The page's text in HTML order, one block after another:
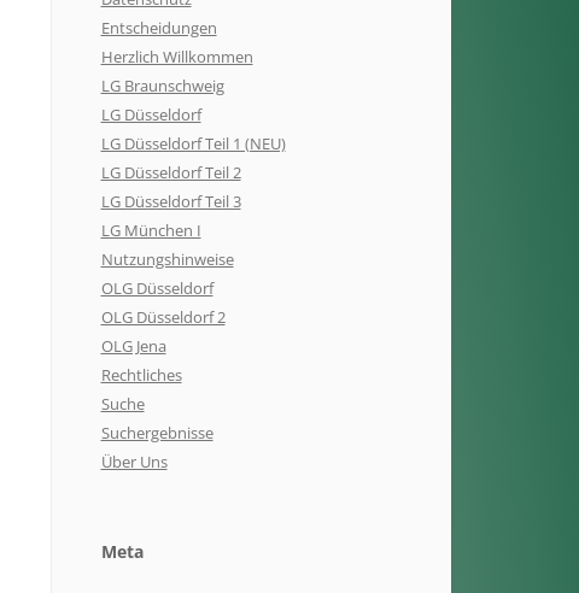
Entscheidungen
Herzlich Willkommen
LG Braunschweig
LG Düsseldorf
LG Düsseldorf Teil 1 (NEU)
LG Düsseldorf Teil 2
LG Düsseldorf Teil 3
LG München I
Nutzungshinweise
OLG Düsseldorf
OLG Düsseldorf 2
OLG Jena
Rechtliches
Suche
Suchergebnisse
Über Uns
Meta